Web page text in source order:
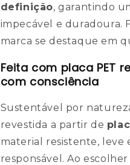
definição, garantindo
impecável e duradoura.
marca se destaque em
Feita com placa PET
com consciência
Sustentável por
revestida a partir de
material resistente, leve
responsável. Ao escolher